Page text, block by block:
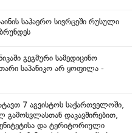
საჰაერო სივრცეში რუსული
გეგმური სამედიცინო
საპანიკო არ ყოფილა -
7 აგვისტოს საქართველოში,
გამოსვლასთან დაკავშირებით,
და ტერიტორიული